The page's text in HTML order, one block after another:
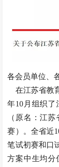
各会员单位、
在江苏省教
年10月组织了
（原名：江
赛）。全省近
笔试初赛和口
方案中生均分